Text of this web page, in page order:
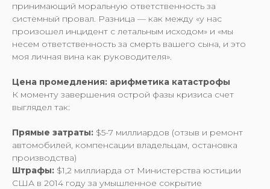
принимающий моральную ответственность за
системный провал. Разница — как между «у нас
произошел инцидент с летальным исходом» и «мы
несем ответственность за смерть вашего сына, и это
моя личная вина как руководителя».
Цена промедления: арифметика катастрофы
К моменту завершения острой фазы кризиса счет
выглядел так:
Прямые затраты: $5-7 миллиардов (отзыв и ремонт
автомобилей, компенсации владельцам, остановка
производства)
Штрафы: $1,2 миллиарда от Министерства юстиции
США в 2014 году за умышленное сокрытие